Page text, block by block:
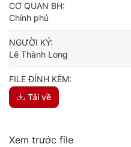
CƠ QUAN BH:
Chính phủ
NGƯỜI KÝ:
Lê Thành Long
FILE ĐÍNH KÈM:
Tải về
Xem trước file